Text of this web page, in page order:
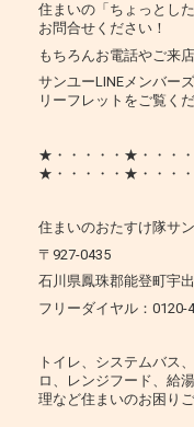
住まいの「ちょっとし
お問合せください！
もちろんお電話やご来
サンユーLINEメンバー
リーフレットをご覧く
★・・・・・★・・・
★・・・・・★・・・
住まいのおたすけ隊サ
〒927-0435
石川県鳳珠郡能登町宇
フリーダイヤル：0120-
トイレ、システムバス
ロ、レンジフード、給
理など住まいのお困り